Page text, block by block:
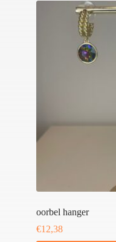
oorbel hanger
€12,38